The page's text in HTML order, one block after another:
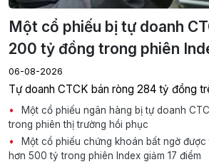
Một cổ phiếu bị tự doanh
200 tỷ đồng trong phiên
06-08-2026
Tự doanh CTCK bán ròng 284 tỷ đồng
Một cổ phiếu ngân hàng bị tự doanh
trong phiên thị trường hồi phục
Một cổ phiếu chứng khoán bất ngờ
hơn 500 tỷ trong phiên Index giảm 17 điểm